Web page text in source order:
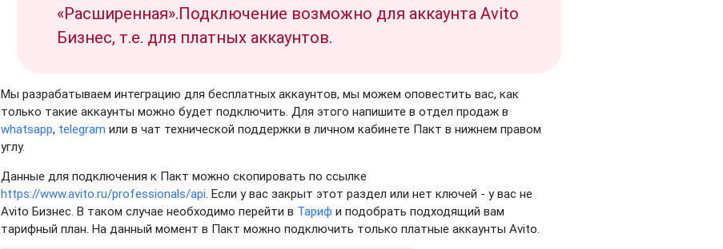
«Расширенная».Подключение возможно для аккаунта Avito
Бизнес, т.е. для платных аккаунтов.
Мы разрабатываем интеграцию для бесплатных аккаунтов, мы можем оповестить вас, как
только такие аккаунты можно будет подключить. Для этого напишите в отдел продаж в
whatsapp, telegram или в чат технической поддержки в личном кабинете Пакт в нижнем правом
углу.
Данные для подключения к Пакт можно скопировать по ссылке
https://www.avito.ru/professionals/api . Если у вас закрыт этот раздел или нет ключей - у вас не
Avito Бизнес. В таком случае необходимо перейти в Тариф и подобрать подходящий вам
тарифный план. На данный момент в Пакт можно подключить только платные аккаунты Avito.